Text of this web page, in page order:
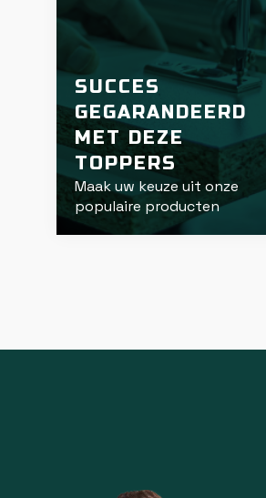
SUCCES
GEGARANDEERD
MET DEZE
TOPPERS
Maak uw keuze uit onze
populaire producten